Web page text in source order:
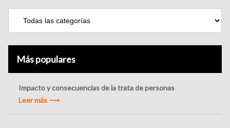
Más populares
Impacto y consecuencias de la trata de personas
Leer más